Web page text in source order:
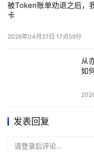
被Token账单劝退之后，
卡
2026年04月27日 17点59分
从
如
发表回复
请登录后评论...